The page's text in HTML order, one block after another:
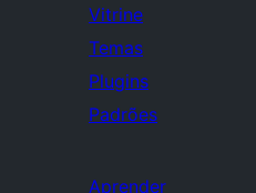
Vitrine
Temas
Plugins
Padrões
Aprender